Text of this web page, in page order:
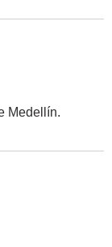
Medellín.